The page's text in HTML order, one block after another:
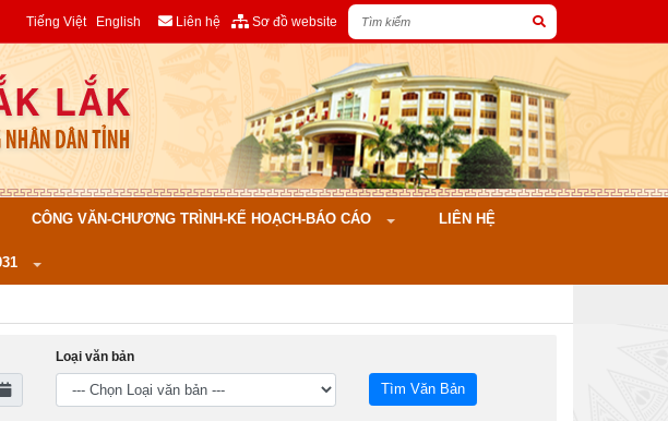
Tiếng Việt English Liên hệ Sơ đồ website
CÔNG VĂN-CHƯƠNG TRÌNH-KẾ HOẠCH-BÁO CÁO LIÊN HỆ
Loại văn bản